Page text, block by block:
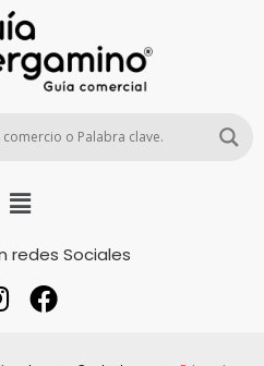
redes Sociales